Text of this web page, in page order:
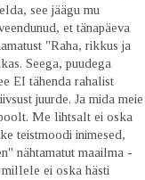
see jäägu mu
et tänapäeva
"Raha, rikkus ja
Seega, puudega
EI tähenda rahalist
juurde. Ja mida meie
Me lihtsalt ei oska
teistmoodi inimesed,
nähtamatut maailma -
ei oska hästi